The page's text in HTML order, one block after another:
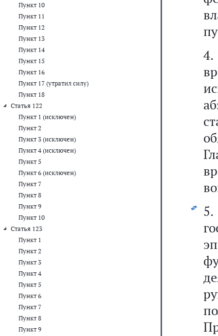
Пункт 10
Пункт 11
Пункт 12
Пункт 13
Пункт 14
Пункт 15
Пункт 16
Пункт 17 (утратил силу)
Пункт 18
Статья 122
Пункт 1 (исключен)
Пункт 2
Пункт 3 (исключен)
Пункт 4 (исключен)
Пункт 5
Пункт 6 (исключен)
Пункт 7
Пункт 8
Пункт 9
Пункт 10
Статья 123
Пункт 1
Пункт 2
Пункт 3
Пункт 4
Пункт 5
Пункт 6
Пункт 7
Пункт 8
Пункт 9
4.